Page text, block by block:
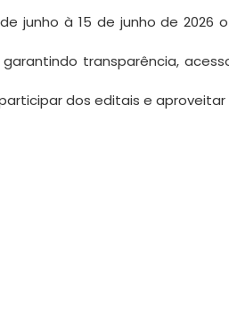
junho à 15 de junho de 2026
transparência,
dos editais e